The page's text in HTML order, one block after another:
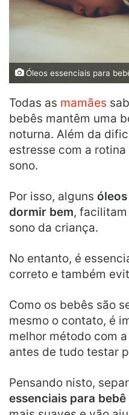
Óleos essenciais para
Todas as mamães
bebês mantêm uma
noturna. Além da
estresse com a
sono.
Por isso, alguns
dormir bem,
sono da criança.
No entanto, é
correto e também
Como os bebês são
mesmo o contato, é
melhor método com
antes de tudo testar
Pensando nisto,
essenciais para